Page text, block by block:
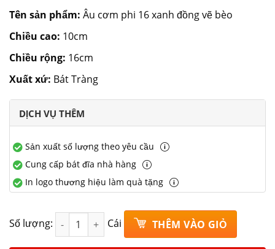
Tên sản phẩm: Âu cơm phi 16 xanh đồng vẽ bèo
Chiều cao: 10cm
Chiều rộng: 16cm
Xuất xứ: Bát Tràng
DỊCH VỤ THÊM
Sản xuất số lượng theo yêu cầu
Cung cấp bát đĩa nhà hàng
In logo thương hiệu làm quà tặng
Số lượng: Âu cơm phi 16 xanh đồng vẽ bèo Bát Tràng Rộng
Cái THÊM VÀO GIỎ